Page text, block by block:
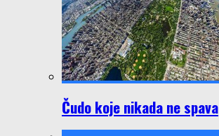
Čudo koje nikada ne spava